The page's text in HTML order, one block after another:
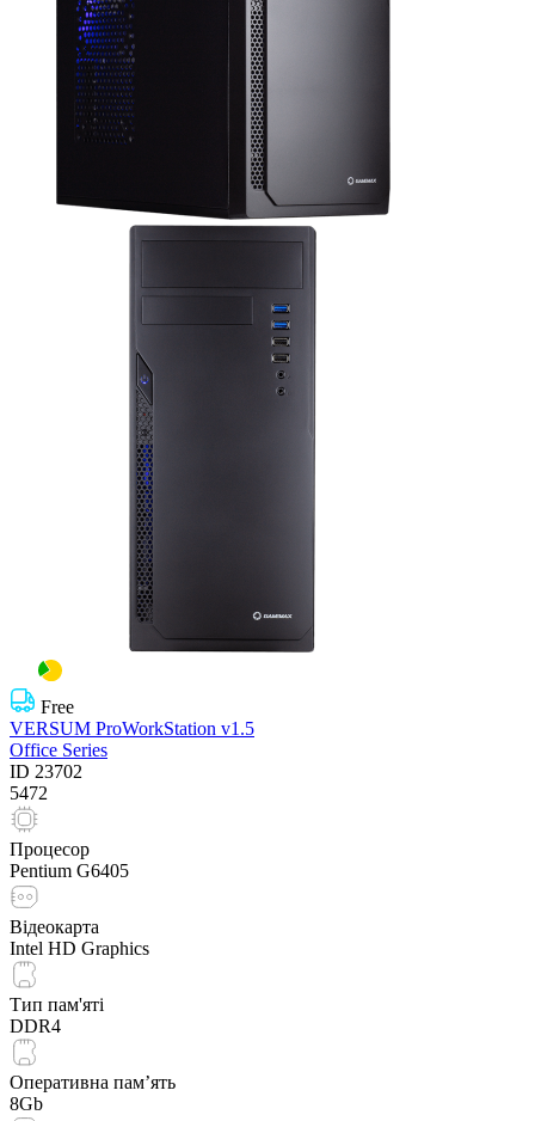
Free
VERSUM ProWorkStation v1.5
Office Series
ID 23702
5472
Процесор
Pentium G6405
Відеокарта
Intel HD Graphics
Тип пам'яті
DDR4
Оперативна пам’ять
8Gb